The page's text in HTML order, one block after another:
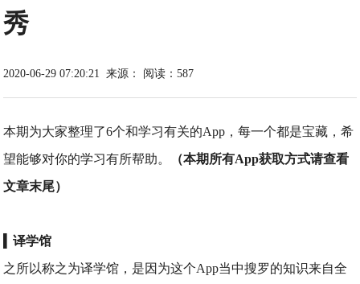
秀
2020-06-29 07:20:21 来源： 阅读：587
本期为大家整理了6个和学习有关的App，每一个都是宝藏，希
望能够对你的学习有所帮助。
（本期所有App获取方式请查看
文章末尾）
▍译学馆
之所以称之为译学馆，是因为这个App当中搜罗的知识来自全